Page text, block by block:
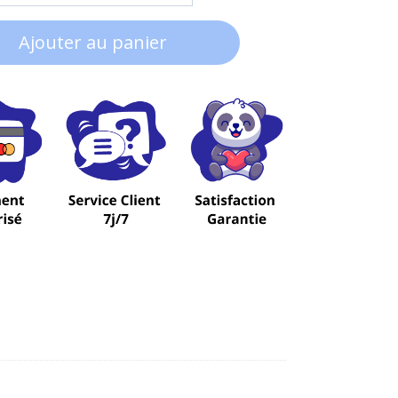
Ajouter au panier